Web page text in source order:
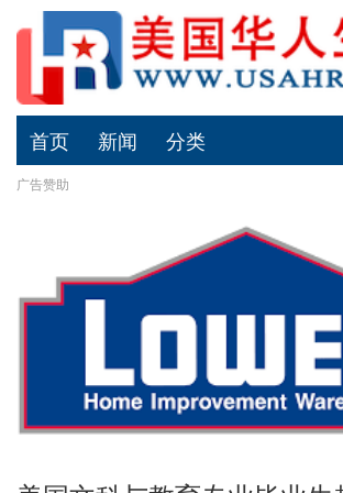
首页 新闻 分类
广告赞助